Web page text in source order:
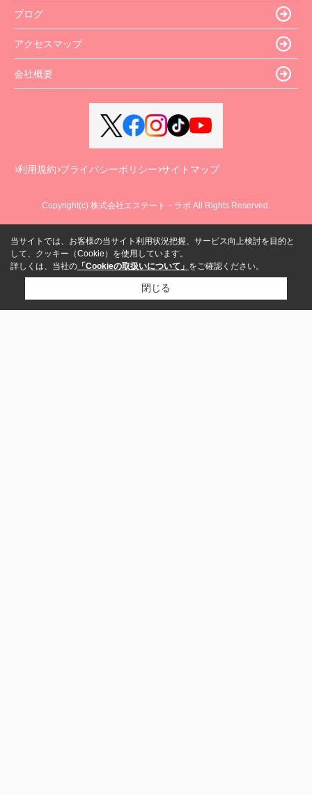
ブログ
アクセスマップ
会社概要
利用規約 プライバシーポリシー サイトマップ
Copyright(c) 株式会社エステート・ラボ All Rights Reserved.
当サイトでは、お客様の当サイト利用状況把握、サービス向上検討を目的と
して、クッキー（Cookie）を使用しています。
詳しくは、当社の 「Cookieの取扱いについて」 をご確認ください。
閉じる